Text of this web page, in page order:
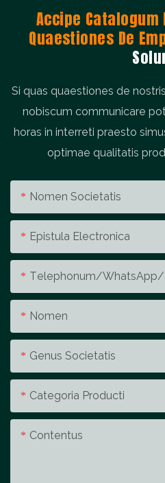
Accipe
Quaestiones De
Si quas quaestiones de
nobiscum communicare
horas in interreti praesto
optimae qualitatis
Nomen Societatis
Epistula Electronica
Telephonum/
Nomen
Genus Societatis
Categoria Producti
Contentus